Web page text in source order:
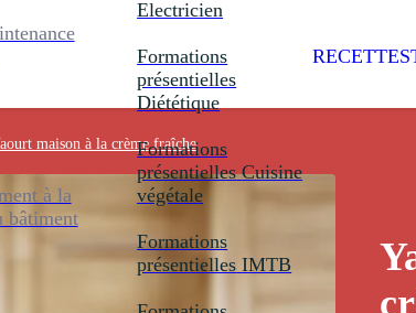
à la
bâtiment
Electricien
Formations
présentielles
Diététique
Formations
présentielles Cuisine
végétale
Formations
présentielles IMTB
RECETTES
maison à la crème fraîche